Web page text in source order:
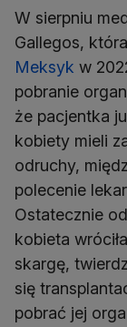
W sierpniu
Gallegos,
Meksyk w
pobranie
że pacjentka
kobiety mieli
odruchy,
polecenie
Ostatecznie
kobieta
skargę,
się
pobrać jej